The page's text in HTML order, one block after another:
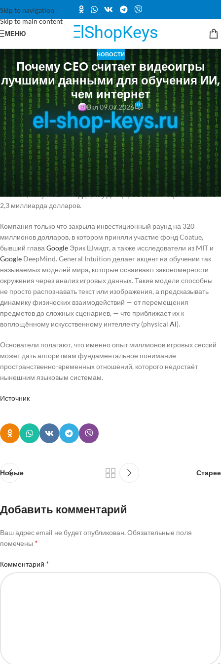
Skip to navigation
Skip to main content
МЕНЮ
НОВОСТИ
Почему CEO считает видеоигры
лучшими данными для обучения ИИ,
чем интернет
Вкл 09.07.2026 0
Крупные языковые модели, вроде ChatGPT и Claude, отлично
справляются с генерацией текста, но демонстрируют слабость в
понимании того, как объекты перемещаются в пространстве и
времени, — а это критически важное свойство для интеллекта,
способного к обобщению. Именно этот пробел, по мнению ряда
исследователей, способны закрыть данные из видеоигр. На
подобной ставке строит стратегию нью-йоркский стартап General
Intuition, получивший поддержку Джеффа Безоса и оцениваемый в
2,3 миллиарда долларов.
Компания только что закрыла инвестиционный раунд на 320
миллионов долларов, в котором приняли участие фонд Coatue,
бывший глава Google Эрик Шмидт, а также исследователи из MIT и
Google DeepMind. General Intuition делает акцент на обучении так
называемых моделей мира, которые осваивают закономерности
окружения через анализ игровых данных. Такие модели способны
не просто распознавать текст или изображения, а предсказывать
динамику физических взаимодействий — от перемещения
предметов до сложных сценариев, — что приближает их к
воплощённому искусственному интеллекту (physical AI).
Основатели полагают, что именно опыт миллионов игровых сессий
может дать алгоритмам фундаментальное понимание
пространственно-временных отношений, которого недостаёт
нынешним языковым системам.
Источник
Новые Старее
Добавить комментарий
Ваш адрес email не будет опубликован. Обязательные поля
помечены *
Комментарий *